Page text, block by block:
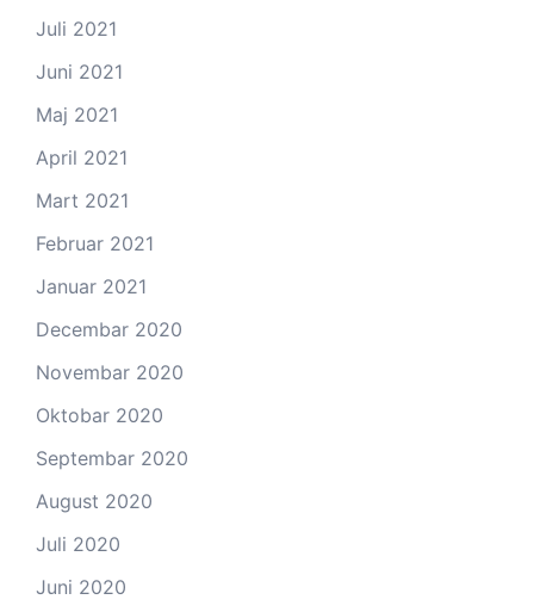
Juli 2021
Juni 2021
Maj 2021
April 2021
Mart 2021
Februar 2021
Januar 2021
Decembar 2020
Novembar 2020
Oktobar 2020
Septembar 2020
August 2020
Juli 2020
Juni 2020